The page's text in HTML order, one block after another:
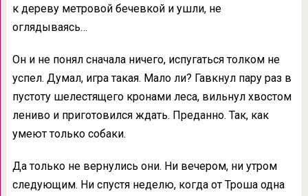
к дереву метровой бечевкой и ушли, не
оглядываясь…
Он и не понял сначала ничего, испугаться толком не
успел. Думал, игра такая. Мало ли? Гавкнул пару раз в
пустоту шелестящего кронами леса, вильнул хвостом
лениво и приготовился ждать. Преданно. Так, как
умеют только собаки.
Да только не вернулись они. Ни вечером, ни утром
следующим. Ни спустя неделю, когда от Троша одна